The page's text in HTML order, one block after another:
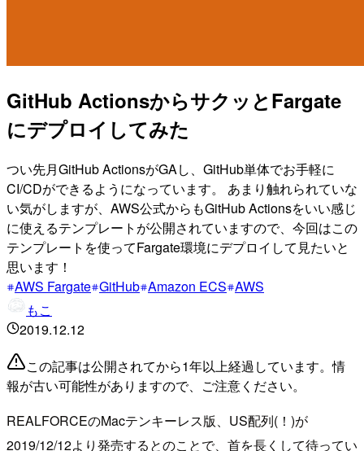
GitHub ActionsからサクッとFargate
にデプロイしてみた
つい先月GitHub ActionsがGAし、GitHub単体でお手軽に
CI/CDができるようになっています。 あまり触れられていな
い気がしますが、AWS公式からもGitHub Actionsをいい感じ
に使えるテンプレートが公開されていますので、今回はこの
テンプレートを使ってFargate環境にデプロイして見たいと
思います！
AWS Fargate GitHub Amazon ECS AWS
もこ
2019.12.12
この記事は公開されてから1年以上経過しています。情
報が古い可能性がありますので、ご注意ください。
REALFORCEのMacテンキーレス版、US配列(！)が
2019/12/12より発売するとのことで、首を長くして待ってい